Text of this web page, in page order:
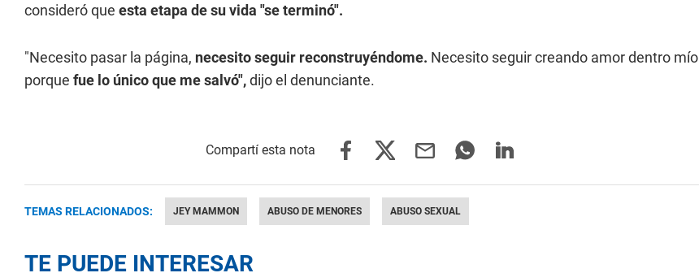
consideró que esta etapa de su vida "se terminó".
"Necesito pasar la página, necesito seguir reconstruyéndome. Necesito seguir creando amor dentro mío
porque fue lo único que me salvó",dijo el denunciante.
TEMAS RELACIONADOS: JEY MAMMON ABUSO DE MENORES ABUSO SEXUAL
TE PUEDE INTERESAR